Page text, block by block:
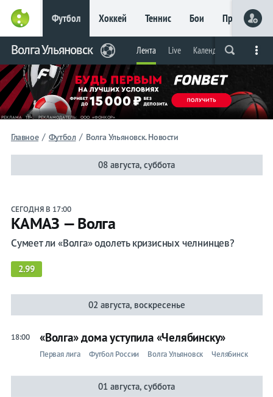
Футбол Хоккей Теннис Бои Прочие
Live Вся лента Прогнозы Букмекеры
Волга Ульяновск Лента Live Календарь/таблица
Главное / Футбол / Волга Ульяновск. Новости
08 августа, суббота
СЕГОДНЯ В 17:00
КАМАЗ — Волга
Сумеет ли «Волга» одолеть кризисных челнинцев?
2.99
02 августа, воскресенье
18:00 «Волга» дома уступила «Челябинску»
Первая лига Футбол России Волга Ульяновск Челябинск
01 августа, суббота
Главное
Фрибет
до 15
000 ₽
Новым
игрокам, без
условий
Футбол
Лента
Live
Календарь/